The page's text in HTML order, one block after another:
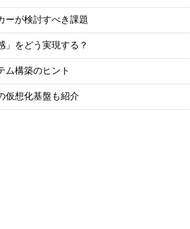
ーが検討すべき課題
」をどう実現する？
ム構築のヒント
仮想化基盤も紹介